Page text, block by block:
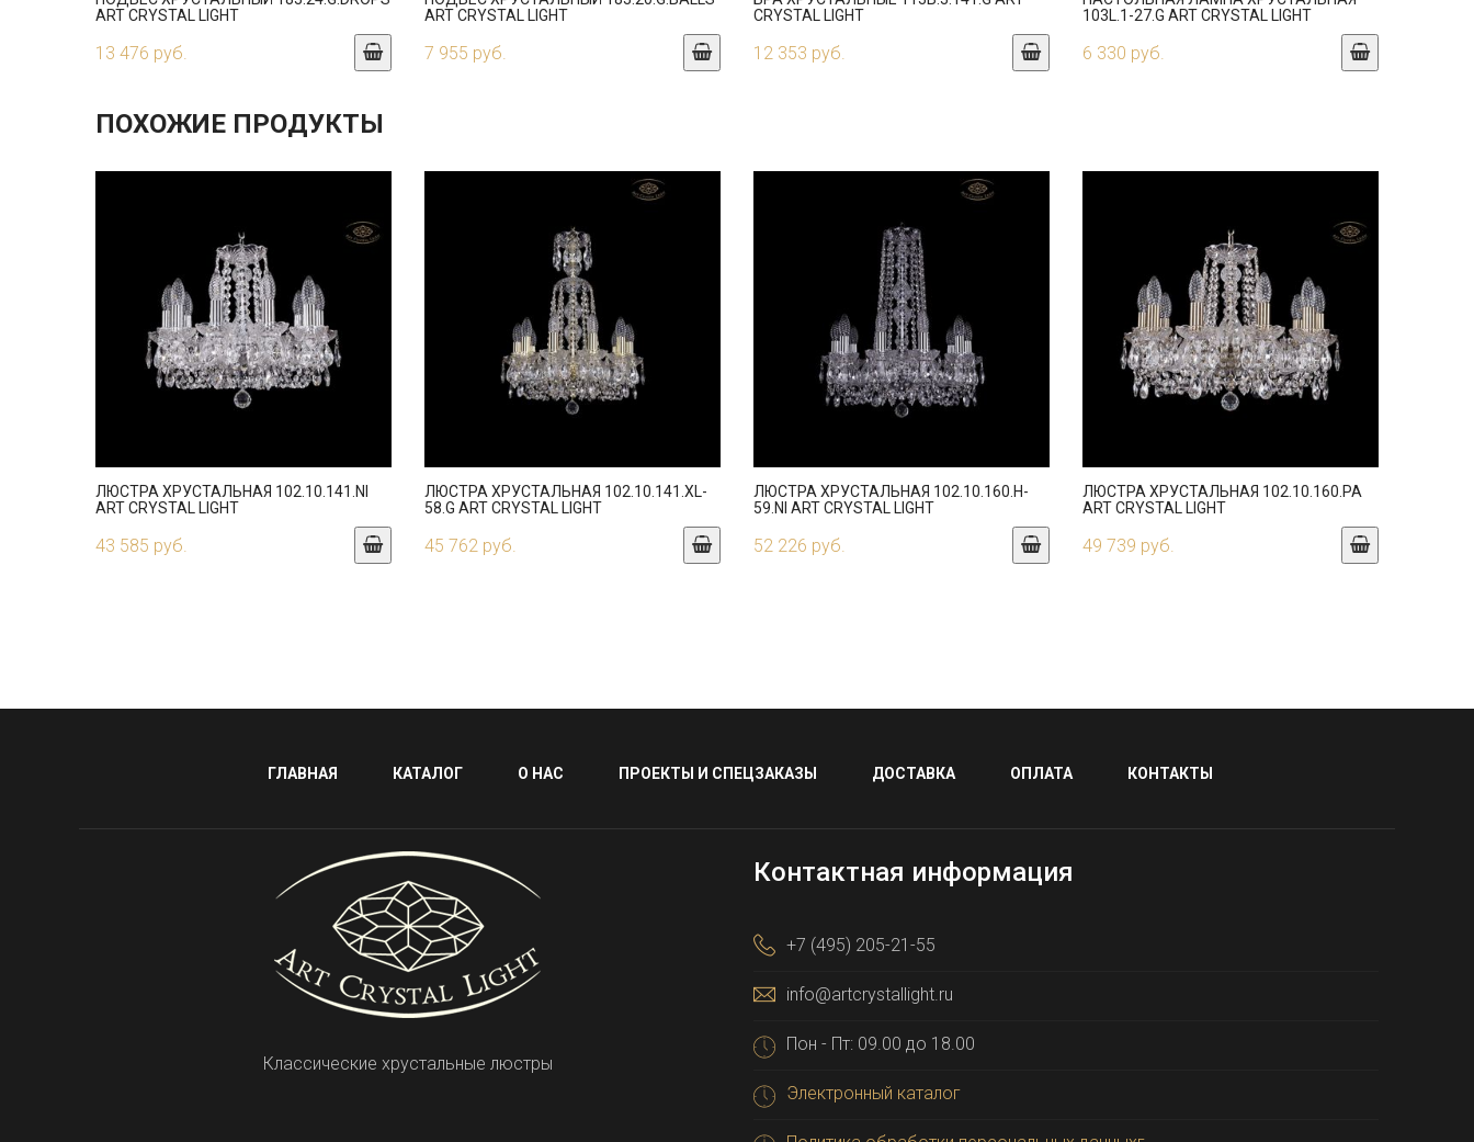
ART CRYSTAL LIGHT
13 476 руб.
ART CRYSTAL LIGHT
7 955 руб.
CRYSTAL LIGHT
12 353 руб.
103L.1-27.G ART CRYSTAL LIGHT
6 330 руб.
ПОХОЖИЕ ПРОДУКТЫ
ЛЮСТРА ХРУСТАЛЬНАЯ 102.10.141.NI
ART CRYSTAL LIGHT
43 585 руб.
ЛЮСТРА ХРУСТАЛЬНАЯ 102.10.141.XL-
58.G ART CRYSTAL LIGHT
45 762 руб.
ЛЮСТРА ХРУСТАЛЬНАЯ 102.10.160.H-
59.NI ART CRYSTAL LIGHT
52 226 руб.
ЛЮСТРА ХРУСТАЛЬНАЯ 102.10.160.PA
ART CRYSTAL LIGHT
49 739 руб.
ГЛАВНАЯ КАТАЛОГ О НАС ПРОЕКТЫ И СПЕЦЗАКАЗЫ ДОСТАВКА ОПЛАТА КОНТАКТЫ
Классические хрустальные люстры
Контактная информация
+7 (495) 205-21-55
info@artcrystallight.ru
Пон - Пт: 09.00 до 18.00
Электронный каталог